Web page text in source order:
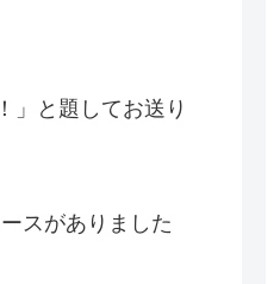
」と題してお送り
スがありました